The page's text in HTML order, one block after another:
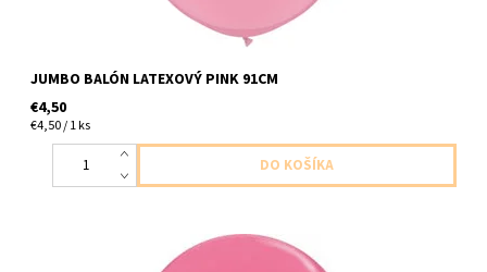
JUMBO BALÓN LATEXOVÝ PINK 91CM
€4,50
€4,50 / 1 ks